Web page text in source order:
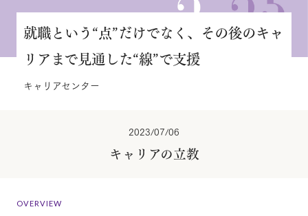
就職という“点”だけでなく、その後のキャ
リアまで見通した“線”で支援
キャリアセンター
2023/07/06
キャリアの立教
OVERVIEW